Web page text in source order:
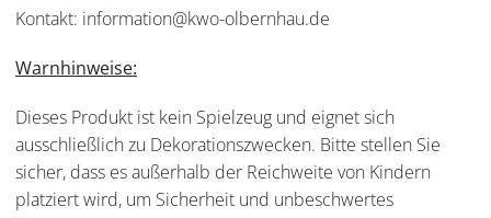
Kontakt: information@kwo-olbernhau.de
Warnhinweise:
Dieses Produkt ist kein Spielzeug und eignet sich
ausschließlich zu Dekorationszwecken. Bitte stellen Sie
sicher, dass es außerhalb der Reichweite von Kindern
platziert wird, um Sicherheit und unbeschwertes